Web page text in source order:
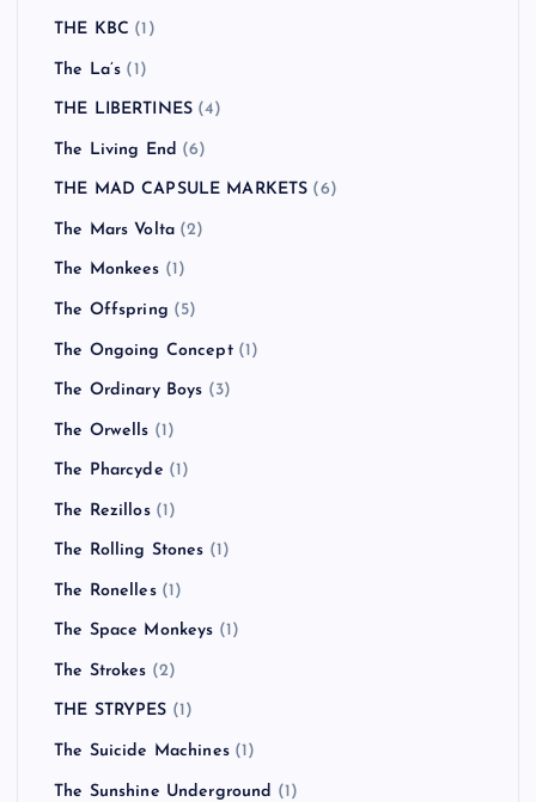
THE KBC (1)
The La’s (1)
THE LIBERTINES (4)
The Living End (6)
THE MAD CAPSULE MARKETS (6)
The Mars Volta (2)
The Monkees (1)
The Offspring (5)
The Ongoing Concept(1)
The Ordinary Boys (3)
The Orwells (1)
The Pharcyde (1)
The Rezillos(1)
The Rolling Stones (1)
The Ronelles(1)
The Space Monkeys (1)
The Strokes (2)
THE STRYPES (1)
The Suicide Machines(1)
The Sunshine Underground (1)